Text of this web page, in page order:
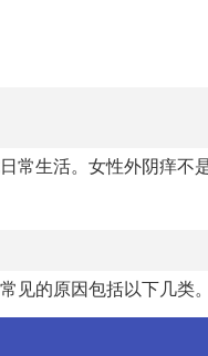
常生活。女性外阴痒不
见的原因包括以下几类